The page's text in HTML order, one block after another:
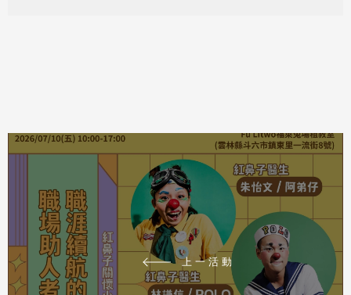
上一活動